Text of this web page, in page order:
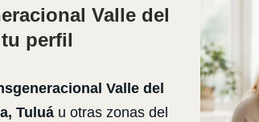
Valle del
perfil
Valle del
Tuluáu otras zonas del